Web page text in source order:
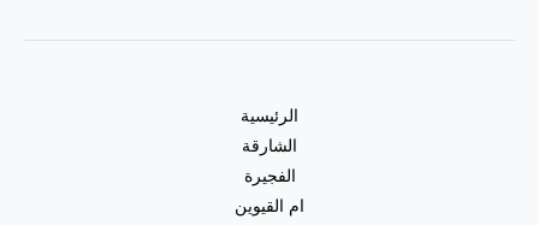
الرئيسية
الشارقة
الفجيرة
ام القيوين